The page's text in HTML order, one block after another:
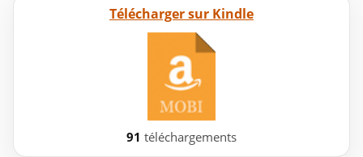
Télécharger sur Kindle
91 téléchargements